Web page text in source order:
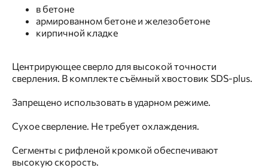
в бетоне
армированном бетоне и железобетоне
кирпичной кладке
Центрирующее сверло для высокой точности
сверления. В комплекте съёмный хвостовик SDS-plus.
Запрещено использовать в ударном режиме.
Сухое сверление. Не требует охлаждения.
Сегменты с рифленой кромкой обеспечивают
высокую скорость.